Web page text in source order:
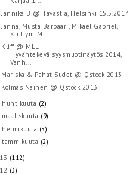
Jannika B @ Tavastia, Helsinki 15.5.2014
Janna, Musta Barbaari, Mikael Gabriel,
Kliff ym. M...
Kliff @ MLL
Hyväntekeväisyysmuotinäytös 2014,
Vanh...
Mariska & Pahat Sudet @ Qstock 2013
Kolmas Nainen @ Qstock 2013
huhtikuuta (2)
maaliskuuta (9)
helmikuuta (5)
tammikuuta (2)
(112)
(3)